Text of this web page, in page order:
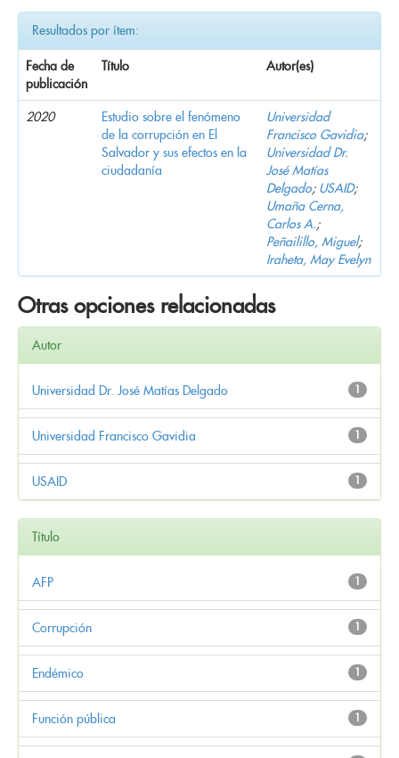
Resultados por ítem:
Fecha de
publicación
Título Autor(es)
2020
Estudio sobre el fenómeno
de la corrupción en El
Salvador y sus efectos en la
ciudadanía
Universidad
Francisco Gavidia;
Universidad Dr.
José Matías
Delgado; USAID;
Umaña Cerna,
Carlos A.;
Peñailillo, Miguel;
Iraheta, May Evelyn
Otras opciones relacionadas
Autor
1
Universidad Dr. José Matías Delgado
1
Universidad Francisco Gavidia
1
USAID
Título
1
AFP
1
Corrupción
1
Endémico
1
Función pública